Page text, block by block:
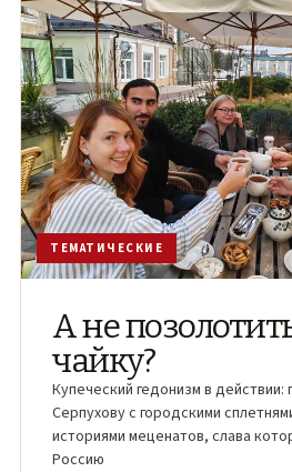
ТЕМАТИЧЕСКИЕ
А не
чайку?
Купеческий гедонизм в действии:
Серпухову с городскими
историями меценатов, слава
Россию